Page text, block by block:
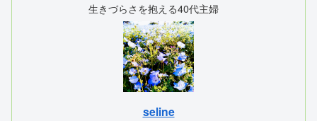
生きづらさを抱える40代主婦
seline